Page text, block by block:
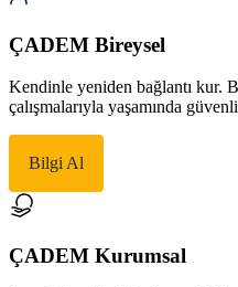
ÇADEM Bireysel
Kendinle yeniden bağlantı kur.
çalışmalarıyla yaşamında
Bilgi Al
ÇADEM Kurumsal